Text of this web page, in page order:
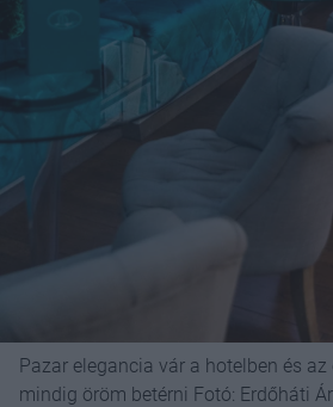
Pazar elegancia vár a hotelben és
mindig öröm betérni Fotó: Erdőháti